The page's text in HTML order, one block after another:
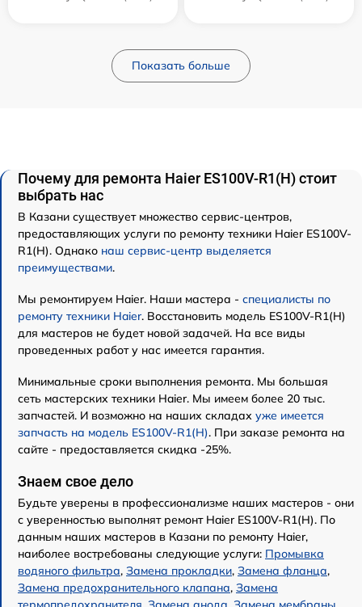
Показать больше
Почему для ремонта Haier ES100V-R1(H) стоит
выбрать нас
В Казани существует множество сервис-центров,
предоставляющих услуги по ремонту техники Haier ES100V-
R1(H). Однако наш сервис-центр выделяется
преимуществами.
Мы ремонтируем Haier. Наши мастера - специалисты по
ремонту техники Haier. Восстановить модель ES100V-R1(H)
для мастеров не будет новой задачей. На все виды
проведенных работ у нас имеется гарантия.
Минимальные сроки выполнения ремонта. Мы большая
сеть мастерских техники Haier. Мы имеем более 20 тыс.
запчастей. И возможно на наших складах уже имеется
запчасть на модель ES100V-R1(H). При заказе ремонта на
сайте - предоставляется скидка -25%.
Знаем свое дело
Будьте уверены в профессионализме наших мастеров - они
с уверенностью выполнят ремонт Haier ES100V-R1(H). По
данным наших мастеров в Казани по ремонту Haier,
наиболее востребованы следующие услуги: Промывка
водяного фильтра, Замена прокладки, Замена фланца,
Замена предохранительного клапана, Замена